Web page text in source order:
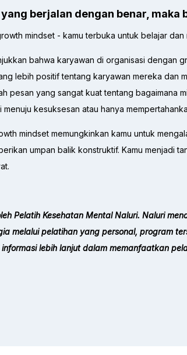
berjalan dengan benar, maka
mindset - kamu terbuka untuk belajar
bahwa karyawan di organisasi dengan
lebih positif tentang karyawan mereka dan
pesan yang sangat kuat tentang bagaimana
kesuksesan atau hanya
mindset memungkinkan kamu untuk
umpan balik konstruktif. Kamu menjadi
Pelatih Kesehatan Mental Naluri. Naluri
melalui pelatihan yang personal, program
lebih lanjut dalam memanfaatkan